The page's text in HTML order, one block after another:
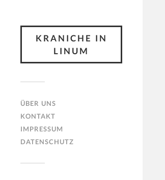
KRANICHE IN
LINUM
ÜBER UNS
KONTAKT
IMPRESSUM
DATENSCHUTZ